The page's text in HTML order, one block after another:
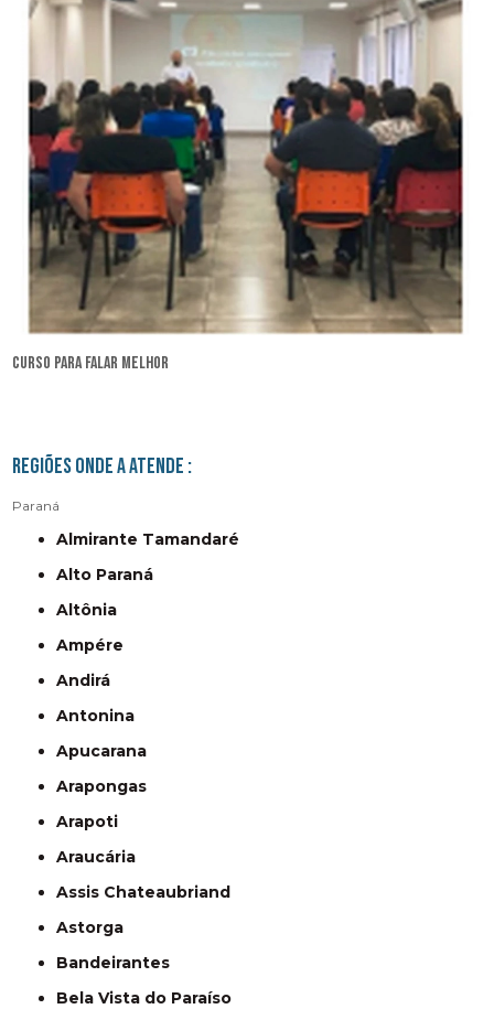
curso para falar melhor
Regiões onde a atende :
Paraná
Almirante Tamandaré
Alto Paraná
Altônia
Ampére
Andirá
Antonina
Apucarana
Arapongas
Arapoti
Araucária
Assis Chateaubriand
Astorga
Bandeirantes
Bela Vista do Paraíso